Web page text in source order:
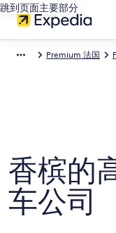
跳到页面主要部分
Premium 法国
香槟的
车公司